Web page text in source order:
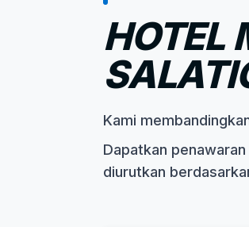
HOTEL
Kami
Dapatkan
diurutkan